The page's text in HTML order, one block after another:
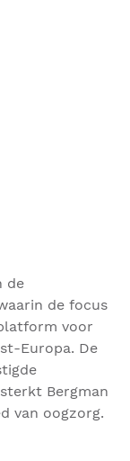
de
de focus
voor
Europa. De
Bergman
van oogzorg.